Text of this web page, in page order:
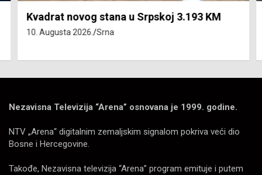
Kvadrat novog stana u Srpskoj 3.193 KM
10. Augusta 2026. Srna
Nezavisna Televizija “Arena” osnovana je 1999. godine.
NTV „Arena“ digitalnim zemaljskim signalom pokriva veći dio
Bosne i Hercegovine.
Takođe, Nezavisna televizija “Arena” program emituje i putem